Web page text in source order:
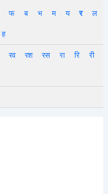
फ ब भ म य र
ल
ह
रव रश रस रा रि
री